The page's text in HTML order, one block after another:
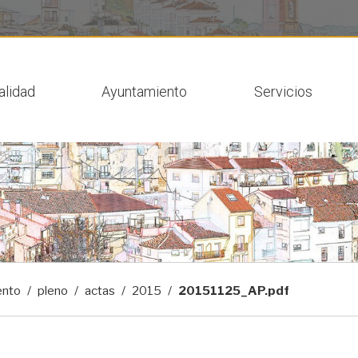
Ayuntamiento Servicios
pleno actas 2015 20151125_AP.pdf